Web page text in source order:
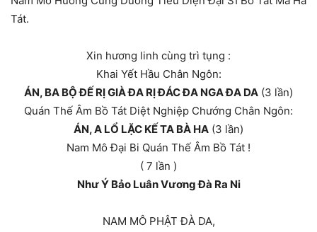
Tát.
Xin hương linh cùng trì tụng :
Khai Yết Hầu Chân Ngôn:
ÁN, BA BỘ ĐẾ RỊ GIÀ ĐA RỊ ĐÁC ĐA NGA ĐA DA (3 lần)
Quán Thế Âm Bồ Tát Diệt Nghiệp Chướng Chân Ngôn:
ÁN, A LỔ LẶC KẾ TA BÀ HA (3 lần)
Nam Mô Đại Bi Quán Thế Âm Bồ Tát !
( 7 lần )
Như Ý Bảo Luân Vương Đà Ra Ni
NAM MÔ PHẬT ĐÀ DA,